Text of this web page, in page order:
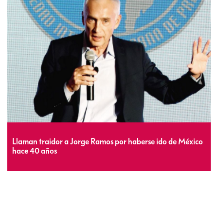
Llaman traidor a Jorge Ramos por haberse ido de México
hace 40 años